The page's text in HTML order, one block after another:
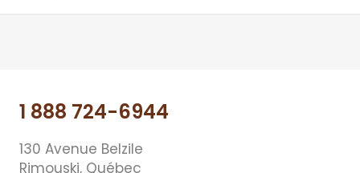
1 888 724-6944
130 Avenue Belzile
Rimouski, Québec